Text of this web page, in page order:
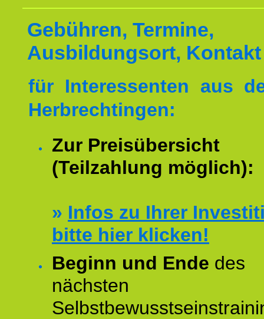
Gebühren, Termine,
Ausbildungsort, Kontakt
für Interessenten aus
Herbrechtingen:
Zur Preisübersicht
(Teilzahlung möglich):
» Infos zu Ihrer
bitte hier klicken!
Beginn und Ende des
nächsten